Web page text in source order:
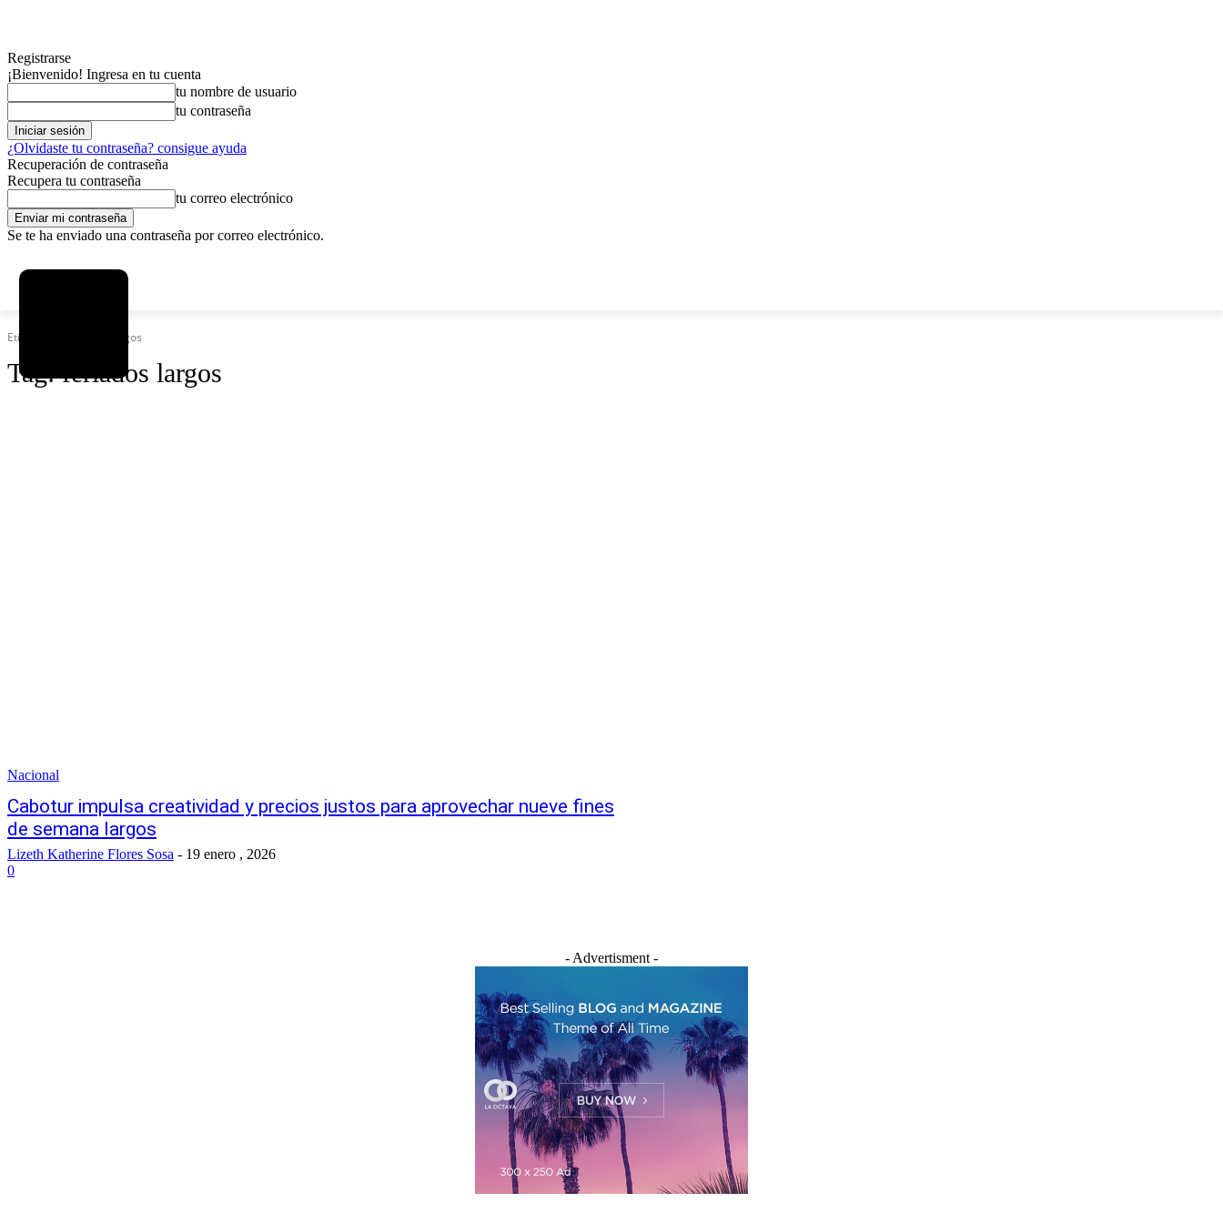
Registrarse
¡Bienvenido! Ingresa en tu cuenta
tu nombre de usuario
tu contraseña
¿Olvidaste tu contraseña? consigue ayuda
Recuperación de contraseña
Recupera tu contraseña
tu correo electrónico
Se te ha enviado una contraseña por correo electrónico.
Etiquetas Feriados largos
Tag:feriados largos
Nacional
Cabotur impulsa creatividad y precios justos para aprovechar nueve fines
de semana largos
Lizeth Katherine Flores Sosa - 19 enero , 2026
0
- Advertisment -